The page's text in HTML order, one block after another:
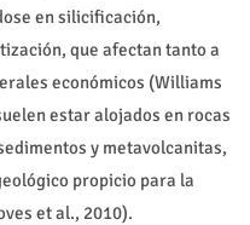
en silicificación,
que afectan tanto a
económicos (Williams
estar alojados en rocas
y metavolcanitas,
propicio para la
et al., 2010).